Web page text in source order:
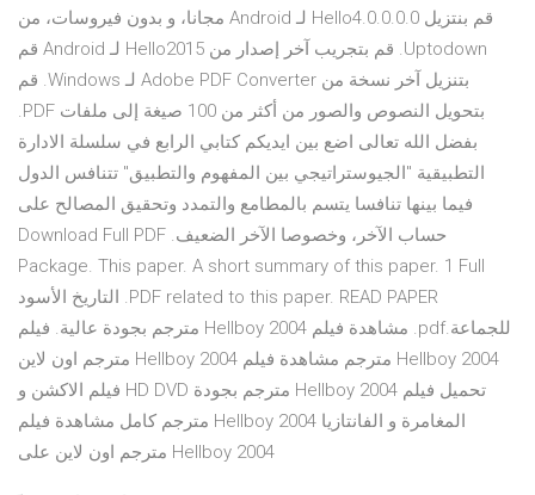
‫قم بنتزيل Hello4.0.0.0.0 لـ Android مجانا، و بدون فيروسات، من
Uptodown. قم بتجريب آخر إصدار من Hello2015 لـ Android قم
بتنزيل آخر نسخة من Adobe PDF Converter لـ Windows. قم
بتحويل النصوص والصور من أكثر من 100 صيغة إلى ملفات PDF.
بفضل الله تعالى اضع بين ايديكم كتابي الرابع في سلسلة الادارة
التطبيقية "الجيوستراتيجي بين المفهوم والتطبيق" تتنافس الدول
فيما بينها تنافسا يتسم بالمطامع والتمدد وتحقيق المصالح على
حساب الآخر، وخصوصا الآخر الضعيف. Download Full PDF
Package. This paper. A short summary of this paper. 1 Full
PDF related to this paper. READ PAPER. التاريخ الأسود
للجماعة.pdf. مشاهدة فيلم Hellboy 2004 مترجم بجودة عالية. فيلم
Hellboy 2004 مترجم مشاهدة فيلم Hellboy 2004 مترجم اون لاين
تحميل فيلم Hellboy 2004 مترجم بجودة HD DVD فيلم الاكشن و
المغامرة و الفانتازيا Hellboy 2004 مترجم كامل مشاهدة فيلم
Hellboy 2004 مترجم اون لاين على